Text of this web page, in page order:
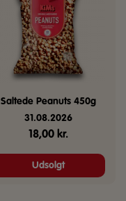
Saltede Peanuts 450g
31.08.2026
18,00 kr.
Udsolgt